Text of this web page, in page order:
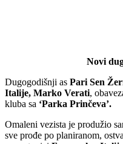
Novi
Dugogodišnji as Pari Sen
Italije, Marko Verati,
kluba sa ‘Parka Prinčeva’.
Omaleni vezista je produžio
sve prođe po planiranom,